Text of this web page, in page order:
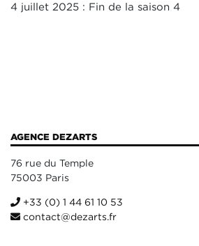
4 juillet 2025 : Fin de la saison 4
AGENCE DEZARTS
76 rue du Temple
75003 Paris
+33 (0) 1 44 61 10 53
contact@dezarts.fr